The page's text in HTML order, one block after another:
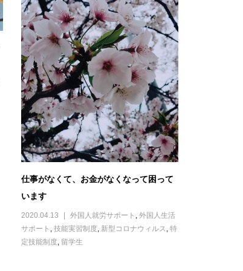
仕事がなくて、お金がなくなって困って
います
2020.04.13 外国人就労サポート , 外国人生活
サポート , 技能実習制度, 新型コロナウィルス, 特
定技能制度, 留学生